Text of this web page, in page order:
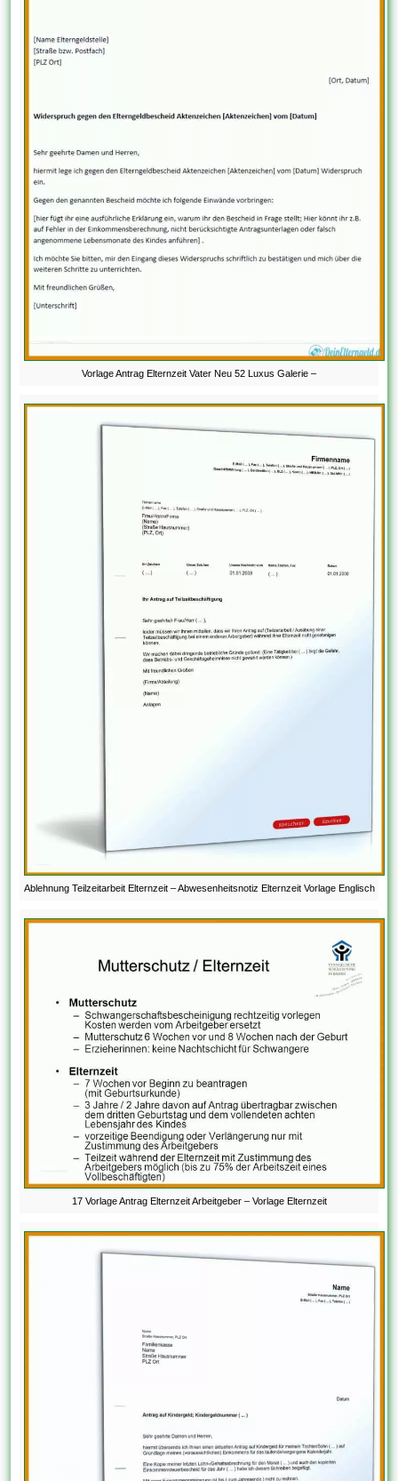
Vorlage Antrag Elternzeit Vater Neu 52 Luxus Galerie –
Ablehnung Teilzeitarbeit Elternzeit – Abwesenheitsnotiz Elternzeit Vorlage Englisch
17 Vorlage Antrag Elternzeit Arbeitgeber – Vorlage Elternzeit